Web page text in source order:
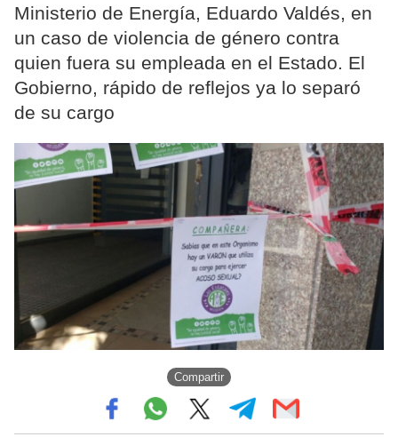
Ministerio de Energía, Eduardo Valdés, en
un caso de violencia de género contra
quien fuera su empleada en el Estado. El
Gobierno, rápido de reflejos ya lo separó
de su cargo
Compartir